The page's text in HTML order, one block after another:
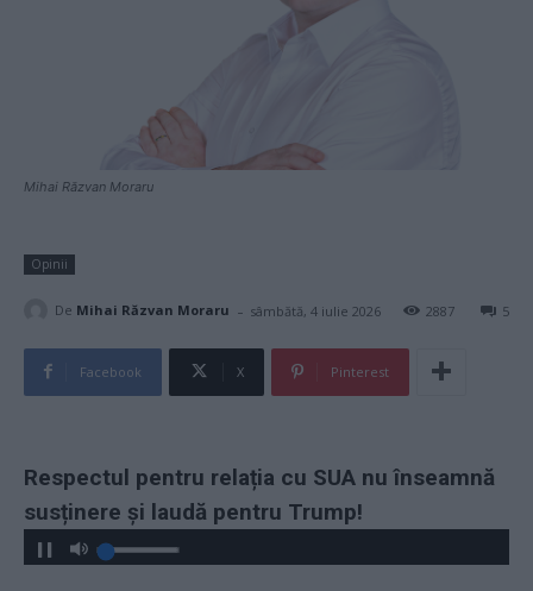
Mihai Răzvan Moraru
Opinii
De Mihai Răzvan Moraru - sâmbătă, 4 iulie 2026 5
2887
Facebook X Pinterest
Respectul pentru relația cu SUA nu înseamnă
susținere și laudă pentru Trump!